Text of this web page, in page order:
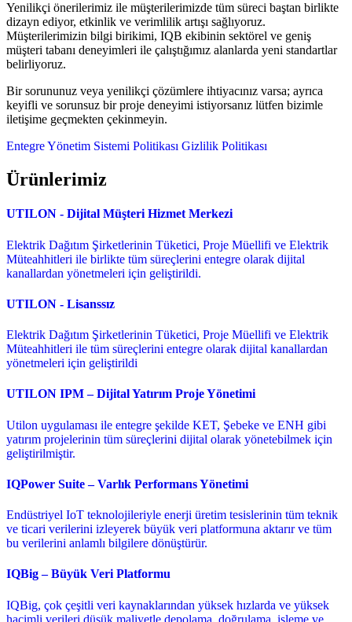
Yenilikçi önerilerimiz ile müşterilerimizde tüm süreci baştan birlikte
dizayn ediyor, etkinlik ve verimlilik artışı sağlıyoruz.
Müşterilerimizin bilgi birikimi, IQB ekibinin sektörel ve geniş
müşteri tabanı deneyimleri ile çalıştığımız alanlarda yeni standartlar
belirliyoruz.
Bir sorununuz veya yenilikçi çözümlere ihtiyacınız varsa; ayrıca
keyifli ve sorunsuz bir proje deneyimi istiyorsanız lütfen bizimle
iletişime geçmekten çekinmeyin.
Entegre Yönetim Sistemi Politikası Gizlilik Politikası
Ürünlerimiz
UTILON - Dijital Müşteri Hizmet Merkezi
Elektrik Dağıtım Şirketlerinin Tüketici, Proje Müellifi ve Elektrik
Müteahhitleri ile birlikte tüm süreçlerini entegre olarak dijital
kanallardan yönetmeleri için geliştirildi.
UTILON - Lisanssız
Elektrik Dağıtım Şirketlerinin Tüketici, Proje Müellifi ve Elektrik
Müteahhitleri ile tüm süreçlerini entegre olarak dijital kanallardan
yönetmeleri için geliştirildi
UTILON IPM – Dijital Yatırım Proje Yönetimi
Utilon uygulaması ile entegre şekilde KET, Şebeke ve ENH gibi
yatırım projelerinin tüm süreçlerini dijital olarak yönetebilmek için
geliştirilmiştir.
IQPower Suite – Varlık Performans Yönetimi
Endüstriyel IoT teknolojileriyle enerji üretim tesislerinin tüm teknik
ve ticari verilerini izleyerek büyük veri platformuna aktarır ve tüm
bu verilerini anlamlı bilgilere dönüştürür.
IQBig – Büyük Veri Platformu
IQBig, çok çeşitli veri kaynaklarından yüksek hızlarda ve yüksek
hacimli verileri düşük maliyetle depolama, doğrulama, işleme ve